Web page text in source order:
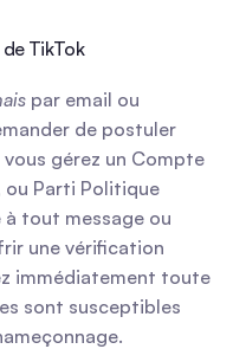
TikTok
par email ou
de postuler
gérez un Compte
ou Parti Politique
à tout message ou
une vérification
immédiatement toute
sont susceptibles